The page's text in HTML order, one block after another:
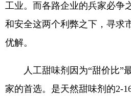
工业。而各路企业的兵家必争
和安全这两个利弊之下，寻求
优解。
人工甜味剂因为“甜价比”
家的首选。是天然甜味剂的2-